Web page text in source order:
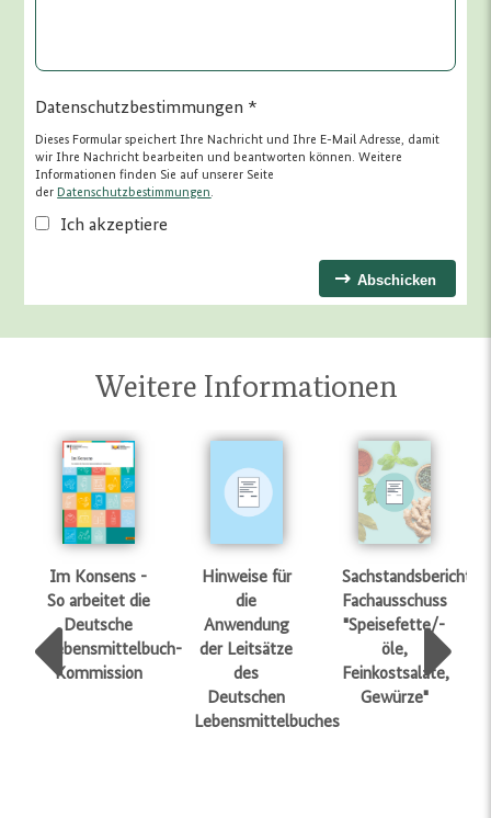
Datenschutzbestimmungen *
Dieses Formular speichert Ihre Nachricht und Ihre E-Mail Adresse, damit
wir Ihre Nachricht bearbeiten und beantworten können. Weitere
Informationen finden Sie auf unserer Seite
der Datenschutzbestimmungen.
Ich akzeptiere
Abschicken
Weitere Informationen
Previous
Im Konsens -
So arbeitet die
Deutsche
Lebensmittelbuch-
Kommission
Hinweise für
die
Anwendung
der Leitsätze
des
Deutschen
Lebensmittelbuches
Sachstandsbericht:
Fachausschuss
"Speisefette/-
öle,
Feinkostsalate,
Gewürze"